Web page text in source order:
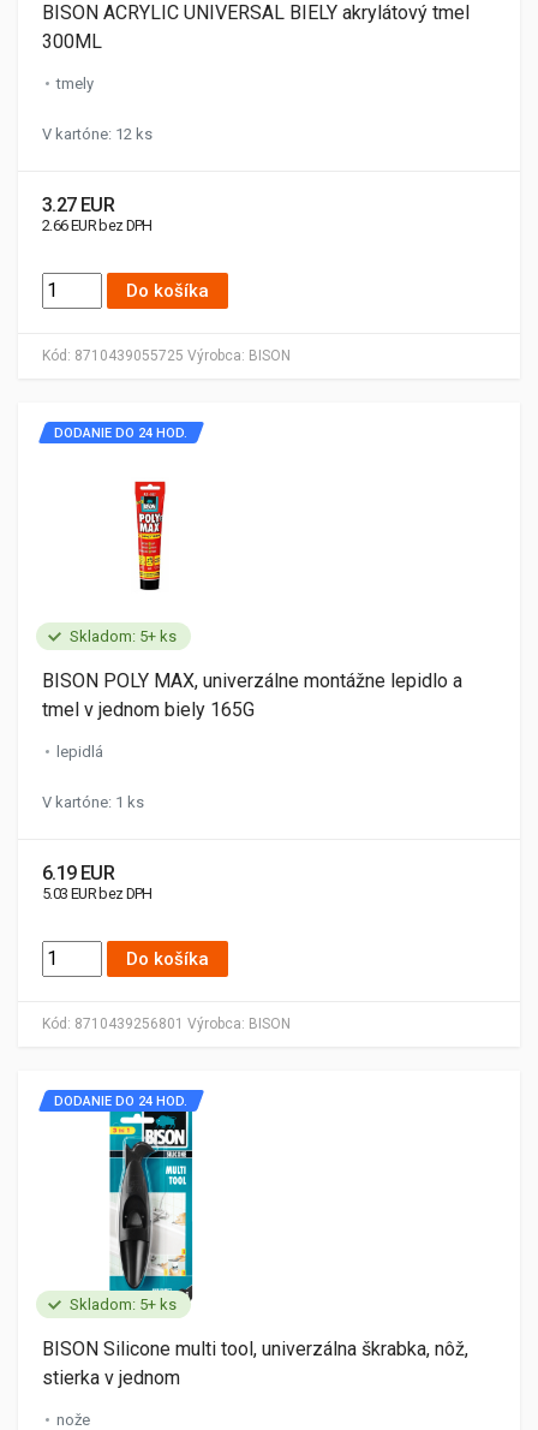
Kód: 8710439055725 Výrobca: BISON
BISON ACRYLIC UNIVERSAL BIELY akrylátový tmel
300ML
tmely
V kartóne: 12 ks
3.27 EUR
2.66 EUR bez DPH
Do košíka
Skladom: 5+ ks
Kód: 8710439256801 Výrobca: BISON
DODANIE DO 24 HOD.
BISON POLY MAX, univerzálne montážne lepidlo a
tmel v jednom biely 165G
lepidlá
V kartóne: 1 ks
6.19 EUR
5.03 EUR bez DPH
Do košíka
Skladom: 5+ ks
DODANIE DO 24 HOD.
BISON Silicone multi tool, univerzálna škrabka, nôž,
stierka v jednom
nože